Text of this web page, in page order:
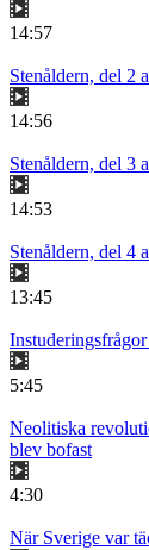
14:57
Stenåldern, del 2
14:56
Stenåldern, del 3
14:53
Stenåldern, del 4
13:45
5:45
Neolitiska
blev bofast
4:30
När Sverige var